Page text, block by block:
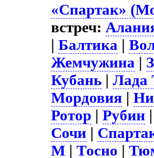
«Спартак»
встреч:
|Балтика |
Жемчужина |
Кубань |Лада
Мордовия |
Ротор |Рубин |
Сочи |
М |Тосно |